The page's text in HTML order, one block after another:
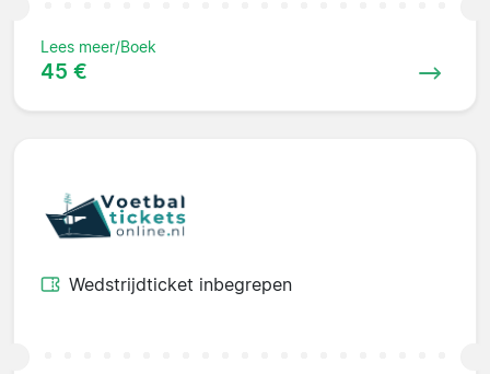
Lees meer/Boek
45 €
Wedstrijdticket inbegrepen